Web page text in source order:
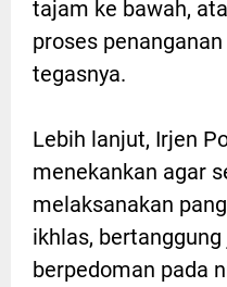
tajam ke bawah,
proses
tegasnya.
Lebih lanjut, Irjen
menekankan agar
melaksanakan
ikhlas,
berpedoman pada